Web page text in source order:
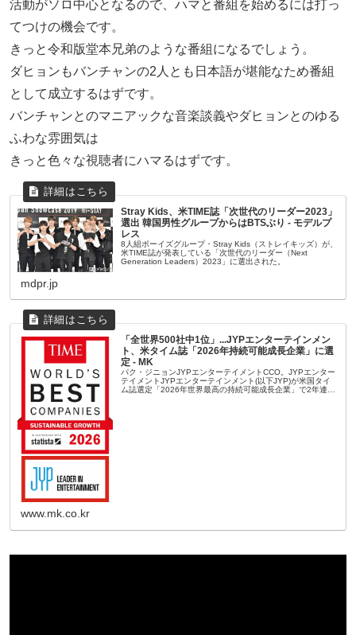
活動がソロ中心となるので、ハマと番組を始めるには打っ
てつけの機会です。
きっと令和版堂本兄弟のような番組になるでしょう。
ダヒョンもバンチャンの2人とも日本語が堪能なため番組
として成立するはずです。
バンチャンとのマニアックな音楽談義やダヒョンとのゆる
ふわな雰囲気は
きっと色々な視聴者にハマるはずです。
Stray Kids、米TIME誌「次世代のリーダー2023」
選出 韓国男性グループからはBTSぶり - モデルプ
レス
8人組ボーイズグループ・Stray Kids（ストレイキッズ）が、
米TIME誌が発表している「次世代のリーダー（Next
Generation Leaders）2023」に選出された。
mdpr.jp
「全世界500社中1位」...JYPエンターテインメン
ト、米タイム誌「2026年持続可能成長企業」に選
定 - MK
パク・ジニョンJYPエンターテイメントCCO。JYPエンター
テイメントJYPエンターテインメント(以下JYP)が米国タイ
ム誌選定「2026年世界最高の持続可能成長企業」で2年連続
www.mk.co.kr